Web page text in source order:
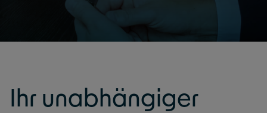
Ihr unabhängiger